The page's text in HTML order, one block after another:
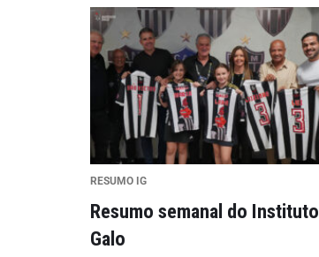
RESUMO IG
Resumo semanal do Instituto
Galo